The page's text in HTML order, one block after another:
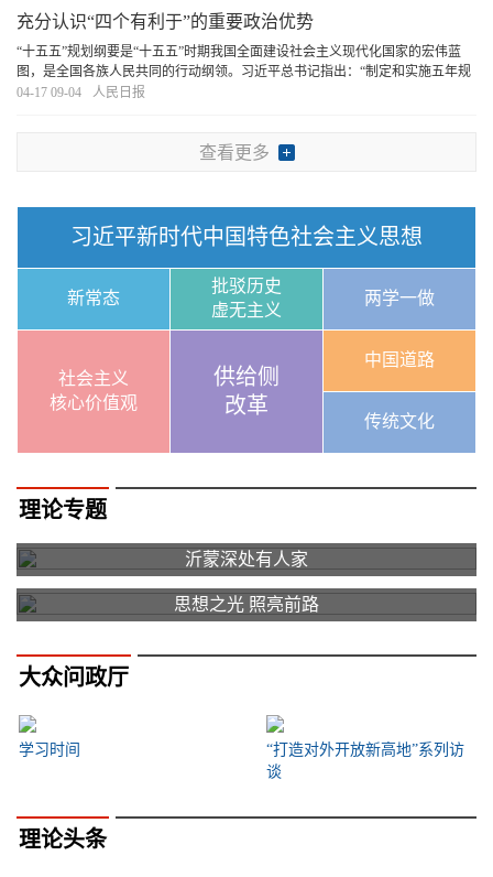
充分认识“四个有利于”的重要政治优势
“十五五”规划纲要是“十五五”时期我国全面建设社会主义现代化国家的宏伟蓝
图，是全国各族人民共同的行动纲领。习近平总书记指出：“制定和实施五年规
划是我们党治国理政一条重要经验，是中国特色社会主义制度一个重要政治优
04-17 09-04 人民日报
查看更多
习近平新时代中国特色社会主义思想
新常态
批驳历史
虚无主义
两学一做
社会主义
核心价值观
供给侧
改革
中国道路
传统文化
理论专题
沂蒙深处有人家
思想之光 照亮前路
大众问政厅
学习时间
“打造对外开放新高地”系列访
谈
理论头条